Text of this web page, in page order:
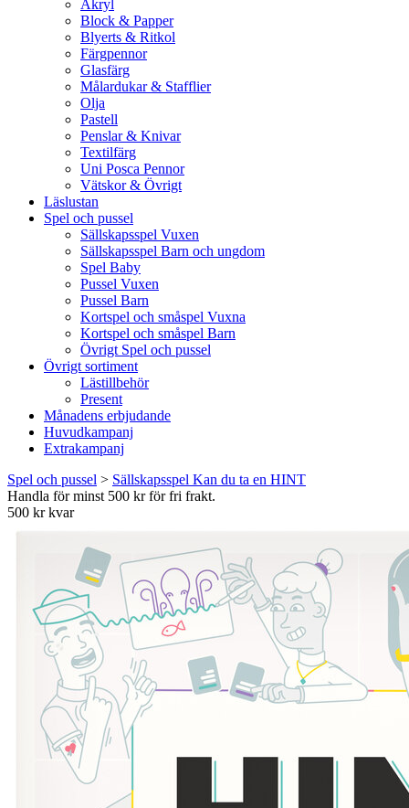
Akryl
Block & Papper
Blyerts & Ritkol
Färgpennor
Glasfärg
Målardukar & Stafflier
Olja
Pastell
Penslar & Knivar
Textilfärg
Uni Posca Pennor
Vätskor & Övrigt
Läslustan
Spel och pussel
Sällskapsspel Vuxen
Sällskapsspel Barn och ungdom
Spel Baby
Pussel Vuxen
Pussel Barn
Kortspel och småspel Vuxna
Kortspel och småspel Barn
Övrigt Spel och pussel
Övrigt sortiment
Lästillbehör
Present
Månadens erbjudande
Huvudkampanj
Extrakampanj
Spel och pussel > Sällskapsspel Kan du ta en HINT
Handla för minst 500 kr för fri frakt.
500 kr kvar